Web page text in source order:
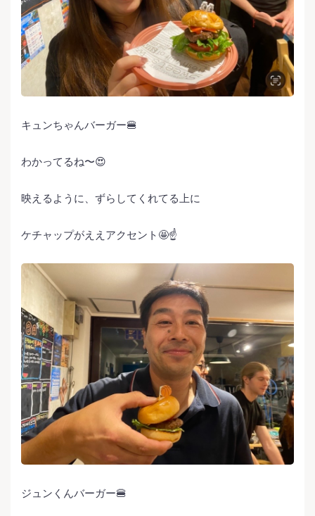
キュンちゃんバーガー🍔
わかってるね〜😍
映えるように、ずらしてくれてる上に
ケチャップがええアクセント🤩☝️
ジュンくんバーガー🍔